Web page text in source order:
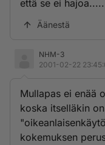
että se ei
Äänestä
NHM-3
2001-02-22
Mullapas ei enää
koska itselläkin
kokemuksen